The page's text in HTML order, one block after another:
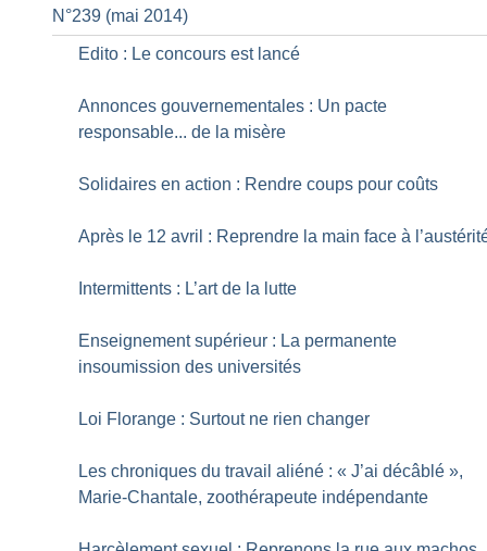
N°239 (mai 2014)
Edito : Le concours est lancé
Annonces gouvernementales : Un pacte
responsable... de la misère
Solidaires en action : Rendre coups pour coûts
Après le 12 avril : Reprendre la main face à
Intermittents : L’art de la lutte
Enseignement supérieur : La permanente
insoumission des universités
Loi Florange : Surtout ne rien changer
Les chroniques du travail aliéné : « J’ai décâblé »,
Marie-Chantale, zoothérapeute indépendante